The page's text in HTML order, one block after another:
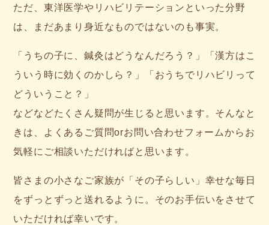
ただ、東洋医学やリハビリテーションといった分野
は、まだあまり身近なものではないのも事実。
「うちの子に、鍼灸はどうなんだろう？」「漢方はこ
ういう時に効くのかしら？」「おうちでリハビリって
どういうこと？」
などなどたくさん疑問が生じると思います。そんなと
きは、よくあるご質問orお問い合わせフォームからお
気軽にご相談いただければと思います。
皆さまの小さなご家族が「その子らしい」幸せな毎日
をずっとずっと送れるように。そのお手伝いをさせて
いただければ幸いです。